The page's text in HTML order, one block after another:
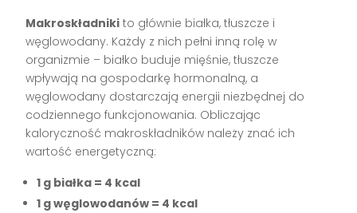
Makroskładniki to głównie białka, tłuszcze i
węglowodany. Każdy z nich pełni inną rolę w
organizmie – białko buduje mięśnie, tłuszcze
wpływają na gospodarkę hormonalną, a
węglowodany dostarczają energii niezbędnej do
codziennego funkcjonowania. Obliczając
kaloryczność makroskładników należy znać ich
wartość energetyczną:
1 g białka = 4 kcal
1 g węglowodanów = 4 kcal